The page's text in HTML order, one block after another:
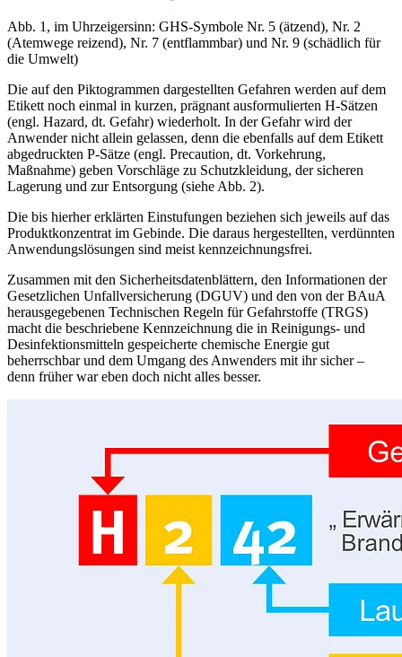
Abb. 1, im Uhrzeigersinn: GHS-Symbole Nr. 5 (ätzend), Nr. 2
(Atemwege reizend), Nr. 7 (entflammbar) und Nr. 9 (schädlich für
die Umwelt)
Die auf den Piktogrammen dargestellten Gefahren werden auf dem
Etikett noch einmal in kurzen, prägnant ausformulierten H-Sätzen
(engl. Hazard, dt. Gefahr) wiederholt. In der Gefahr wird der
Anwender nicht allein gelassen, denn die ebenfalls auf dem Etikett
abgedruckten P-Sätze (engl. Precaution, dt. Vorkehrung,
Maßnahme) geben Vorschläge zu Schutzkleidung, der sicheren
Lagerung und zur Entsorgung (siehe Abb. 2).
Die bis hierher erklärten Einstufungen beziehen sich jeweils auf das
Produktkonzentrat im Gebinde. Die daraus hergestellten, verdünnten
Anwendungslösungen sind meist kennzeichnungsfrei.
Zusammen mit den Sicherheitsdatenblättern, den Informationen der
Gesetzlichen Unfallversicherung (DGUV) und den von der BAuA
herausgegebenen Technischen Regeln für Gefahrstoffe (TRGS)
macht die beschriebene Kennzeichnung die in Reinigungs- und
Desinfektionsmitteln gespeicherte chemische Energie gut
beherrschbar und dem Umgang des Anwenders mit ihr sicher –
denn früher war eben doch nicht alles besser.